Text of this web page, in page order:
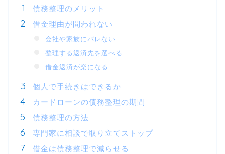
債務整理のメリット
借金理由が問われない
会社や家族にバレない
整理する返済先を選べる
借金返済が楽になる
個人で手続きはできるか
カードローンの債務整理の期間
債務整理の方法
専門家に相談で取り立てストップ
借金は債務整理で減らせる